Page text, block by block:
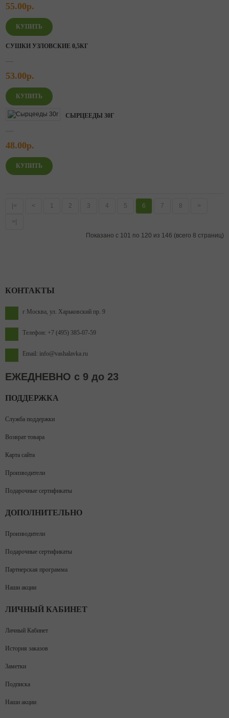
55.00р.
СУШКИ УЗЛОВСКИЕ 0,5КГ
.....
53.00р.
СЫРЦЕЕДЫ 30Г
.....
48.00р.
|< < 1 2 3 4 5 6 7 8 >
>|
Показано с 101 по 120 из 146 (всего 8 страниц)
КОНТАКТЫ
г Москва, ул. Харьковский пр. 9
Телефон: +7 (495) 385-07-59
Email: info@vashalavka.ru
ЕЖЕДНЕВНО с 9 до 23
ПОДДЕРЖКА
Служба поддержки
Возврат товара
Карта сайта
Производители
Подарочные сертификаты
ДОПОЛНИТЕЛЬНО
Производители
Подарочные сертификаты
Партнерская программа
Наши акции
ЛИЧНЫЙ КАБИНЕТ
Личный Кабинет
История заказов
Заметки
Подписка
Наши акции